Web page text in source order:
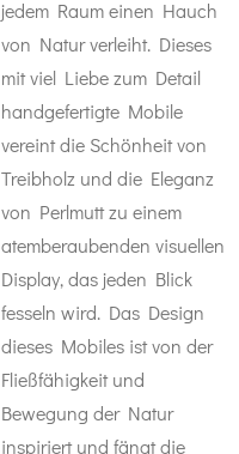
jedem Raum einen Hauch
von Natur verleiht. Dieses
mit viel Liebe zum Detail
handgefertigte Mobile
vereint die Schönheit von
Treibholz und die Eleganz
von Perlmutt zu einem
atemberaubenden visuellen
Display, das jeden Blick
fesseln wird. Das Design
dieses Mobiles ist von der
Fließfähigkeit und
Bewegung der Natur
inspiriert und fängt die